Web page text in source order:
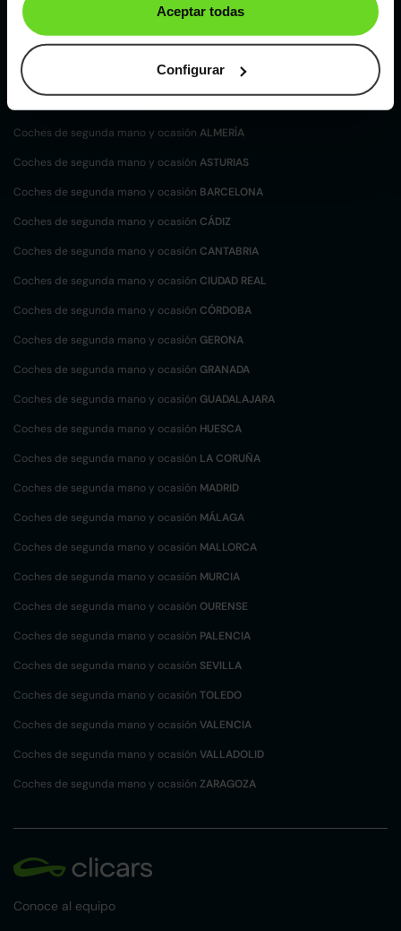
Aceptar todas
Configurar
Coches de segunda mano y ocasión por
localización
Coches de segunda mano y ocasiónALBACETE
Coches de segunda mano y ocasión ALMERÍA
Coches de segunda mano y ocasión ASTURIAS
Coches de segunda mano y ocasión BARCELONA
Coches de segunda mano y ocasión CÁDIZ
Coches de segunda mano y ocasión CANTABRIA
Coches de segunda mano y ocasión CIUDAD REAL
Coches de segunda mano y ocasión CÓRDOBA
Coches de segunda mano y ocasión GERONA
Coches de segunda mano y ocasión GRANADA
Coches de segunda mano y ocasión GUADALAJARA
Coches de segunda mano y ocasión HUESCA
Coches de segunda mano y ocasión LA CORUÑA
Coches de segunda mano y ocasión MADRID
Coches de segunda mano y ocasión MÁLAGA
Coches de segunda mano y ocasión MALLORCA
Coches de segunda mano y ocasión MURCIA
Coches de segunda mano y ocasión OURENSE
Coches de segunda mano y ocasión PALENCIA
Coches de segunda mano y ocasión SEVILLA
Coches de segunda mano y ocasión TOLEDO
Coches de segunda mano y ocasión VALENCIA
Coches de segunda mano y ocasión VALLADOLID
Coches de segunda mano y ocasión ZARAGOZA
Conoce al equipo